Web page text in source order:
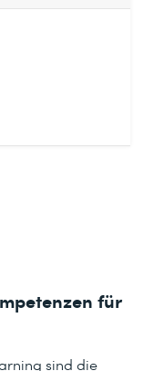
für
sind die